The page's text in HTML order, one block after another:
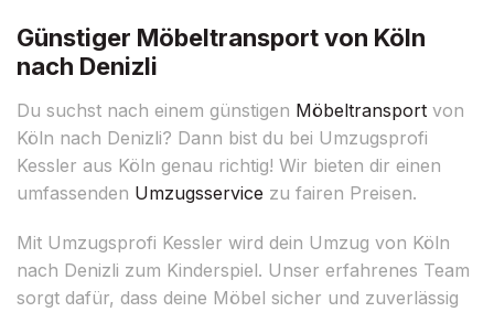
Günstiger Möbeltransport von Köln
nach Denizli
Du suchst nach einem günstigen Möbeltransport von
Köln nach Denizli? Dann bist du bei Umzugsprofi
Kessler aus Köln genau richtig! Wir bieten dir einen
umfassenden Umzugsservice zu fairen Preisen.
Mit Umzugsprofi Kessler wird dein Umzug von Köln
nach Denizli zum Kinderspiel. Unser erfahrenes Team
sorgt dafür, dass deine Möbel sicher und zuverlässig